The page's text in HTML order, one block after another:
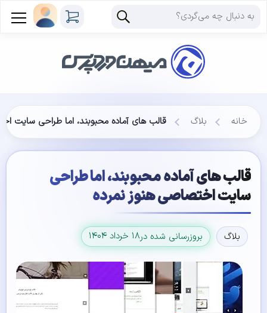
خانه بلاگ قالب های آماده محبوبند، اما طراحی سایت
قالب های آماده محبوبند، اما طراحی
سایت اختصاصی هنوز نمرده
بلاگ بروزرسانی شده در۱۸ خرداد ۱۴۰۴